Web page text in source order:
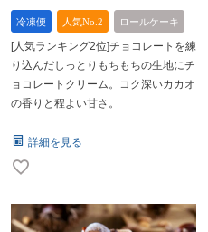
冷凍便 人気No.2 ロールケーキ
[人気ランキング2位]チョコレートを練
り込んだしっとりもちもちの生地にチ
ョコレートクリーム。コク深いカカオ
の香りと程よい甘さ。
詳細を見る